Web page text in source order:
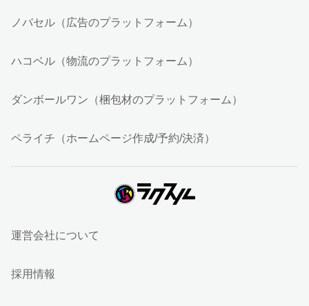
ノバセル（広告のプラットフォーム）
ハコベル（物流のプラットフォーム）
ダンボールワン（梱包材のプラットフォーム）
ペライチ（ホームページ作成/予約/決済）
運営会社について
採用情報